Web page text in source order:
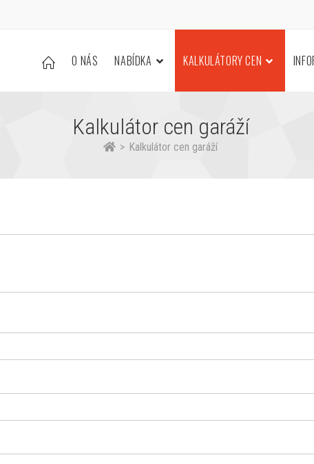
O NÁS NABÍDKA KALKULÁTORY CEN
Kalkulátor cen garáží
> Kalkulátor cen garáží